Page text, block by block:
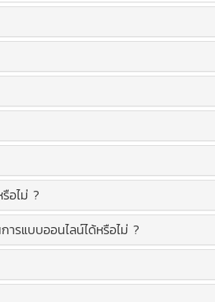
อไม่ ?
ารแบบออนไลน์ได้หรือไม่ ?